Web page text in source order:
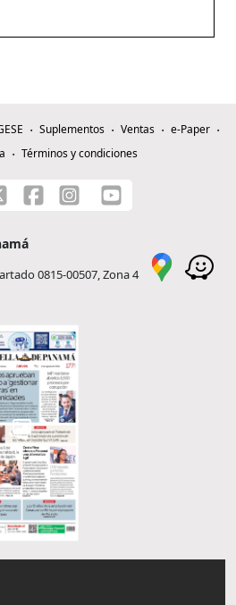
Suplementos Ventas
e-Paper
Términos y condiciones
0815-00507, Zona 4